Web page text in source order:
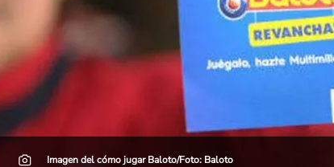
Imagen del cómo jugar Baloto/Foto: Baloto